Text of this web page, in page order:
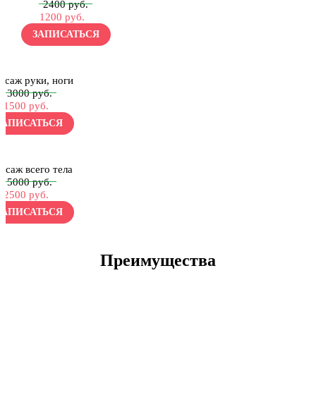
2400 руб.
1200 руб.
ЗАПИСАТЬСЯ
руки, ноги
3000 руб.
1500 руб.
всего тела
5000 руб.
2500 руб.
Преимущества